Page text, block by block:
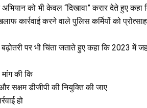
अभियान को भी केवल “दिखावा” करार देते हुए
कार्रवाई करने वाले पुलिस कर्मियों को
बढ़ोतरी पर भी चिंता जताते हुए कहा कि 2023
की कि
सक्षम डीजीपी की नियुक्ति की जाए
हो